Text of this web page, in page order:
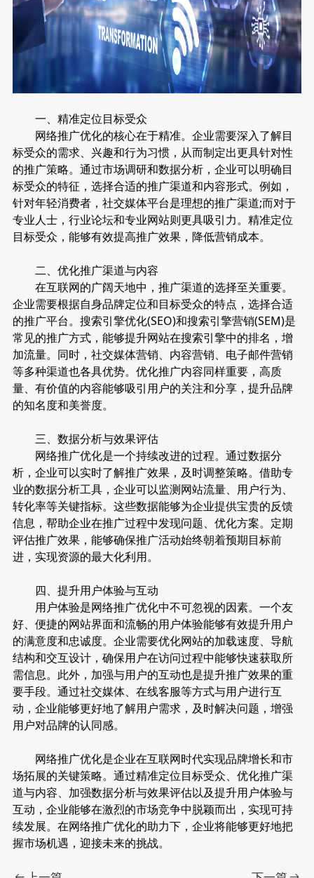
一、精准定位目标受众
网络推广优化的核心在于精准。企业需要深入了解目
标受众的需求、兴趣和行为习惯，从而制定出更具针对性
的推广策略。通过市场调研和数据分析，企业可以明确目
标受众的特征，选择合适的推广渠道和内容形式。例如，
针对年轻消费者，社交媒体平台是理想的推广渠道;而对于
专业人士，行业论坛和专业网站则更具吸引力。精准定位
目标受众，能够有效提高推广效果，降低营销成本。
二、优化推广渠道与内容
在互联网的广阔天地中，推广渠道的选择至关重要。
企业需要根据自身品牌定位和目标受众的特点，选择合适
的推广平台。搜索引擎优化(SEO)和搜索引擎营销(SEM)是
常见的推广方式，能够提升网站在搜索引擎中的排名，增
加流量。同时，社交媒体营销、内容营销、电子邮件营销
等多种渠道也各具优势。优化推广内容同样重要，高质
量、有价值的内容能够吸引用户的关注和分享，提升品牌
的知名度和美誉度。
三、数据分析与效果评估
网络推广优化是一个持续改进的过程。通过数据分
析，企业可以实时了解推广效果，及时调整策略。借助专
业的数据分析工具，企业可以监测网站流量、用户行为、
转化率等关键指标。这些数据能够为企业提供宝贵的反馈
信息，帮助企业在推广过程中发现问题、优化方案。定期
评估推广效果，能够确保推广活动始终朝着预期目标前
进，实现资源的最大化利用。
四、提升用户体验与互动
用户体验是网络推广优化中不可忽视的因素。一个友
好、便捷的网站界面和流畅的用户体验能够有效提升用户
的满意度和忠诚度。企业需要优化网站的加载速度、导航
结构和交互设计，确保用户在访问过程中能够快速获取所
需信息。此外，加强与用户的互动也是提升推广效果的重
要手段。通过社交媒体、在线客服等方式与用户进行互
动，企业能够更好地了解用户需求，及时解决问题，增强
用户对品牌的认同感。
网络推广优化是企业在互联网时代实现品牌增长和市
场拓展的关键策略。通过精准定位目标受众、优化推广渠
道与内容、加强数据分析与效果评估以及提升用户体验与
互动，企业能够在激烈的市场竞争中脱颖而出，实现可持
续发展。在网络推广优化的助力下，企业将能够更好地把
握市场机遇，迎接未来的挑战。